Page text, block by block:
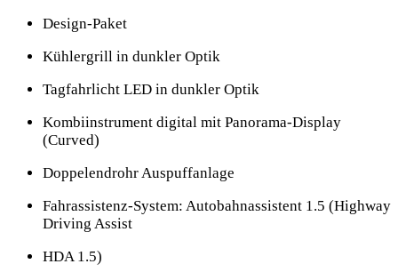
Design-Paket
Kühlergrill in dunkler Optik
Tagfahrlicht LED in dunkler Optik
Kombiinstrument digital mit Panorama-Display
(Curved)
Doppelendrohr Auspuffanlage
Fahrassistenz-System: Autobahnassistent 1.5 (Highway
Driving Assist
HDA 1.5)